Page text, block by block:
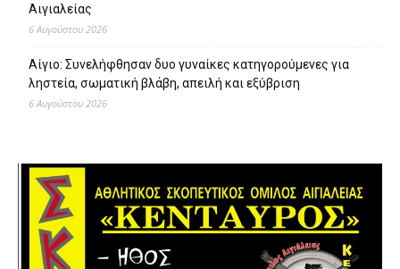
Αιγιαλείας
6 Αυγούστου 2026
Αίγιο: Συνελήφθησαν δυο γυναίκες κατηγορούμενες για
ληστεία, σωματική βλάβη, απειλή και εξύβριση
6 Αυγούστου 2026